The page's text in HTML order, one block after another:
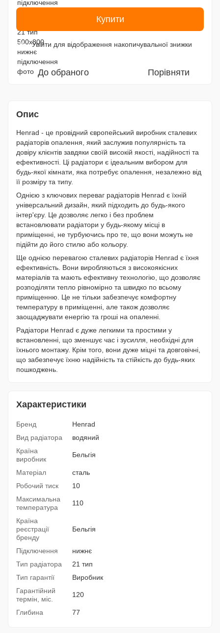
Купити
% Увійти для відображення накопичувальної знижки
До обраного Порівняти
Опис
Henrad - це провідний європейський виробник сталевих
радіаторів опалення, який заслужив популярність та
довіру клієнтів завдяки своїй високій якості, надійності та
ефективності. Ці радіатори є ідеальним вибором для
будь-якої кімнати, яка потребує опалення, незалежно від
її розміру та типу.
Однією з ключових переваг радіаторів Henrad є їхній
універсальний дизайн, який підходить до будь-якого
інтер'єру. Це дозволяє легко і без проблем
встановлювати радіатори у будь-якому місці в
приміщенні, не турбуючись про те, що вони можуть не
підійти до його стилю або кольору.
Ще однією перевагою сталевих радіаторів Henrad є їхня
ефективність. Вони виробляються з високоякісних
матеріалів та мають ефективну технологію, що дозволяє
розподіляти тепло рівномірно та швидко по всьому
приміщенню. Це не тільки забезпечує комфортну
температуру в приміщенні, але також дозволяє
заощаджувати енергію та гроші на опаленні.
Радіатори Henrad є дуже легкими та простими у
встановленні, що зменшує час і зусилля, необхідні для
їхнього монтажу. Крім того, вони дуже міцні та довговічні,
що забезпечує їхню надійність та стійкість до будь-яких
пошкоджень.
Характеристики
Бренд
Henrad
Вид радіатора
водяний
Країна
виробник
Бельгія
Матеріал
сталь
Робочий тиск
10
Максимальна
температура
110
Країна
реєстрації
бренду
Бельгія
Підключення
нижнє
Тип радіатора
21 тип
Тип гарантії
Виробник
Гарантійний
термін, міс.
120
Глибина 77